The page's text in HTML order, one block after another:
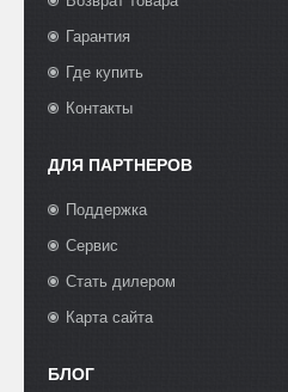
Гарантия
Где купить
Контакты
ДЛЯ ПАРТНЕРОВ
Поддержка
Сервис
Стать дилером
Карта сайта
БЛОГ